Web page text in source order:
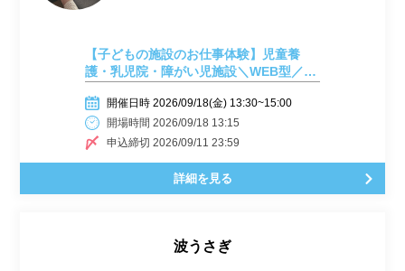
【子どもの施設のお仕事体験】児童養
護・乳児院・障がい児施設＼WEB型／
開催日時 2026/09/18(金) 13:30~15:00
開場時間 2026/09/18 13:15
申込締切 2026/09/11 23:59
詳細を見る
波うさぎ